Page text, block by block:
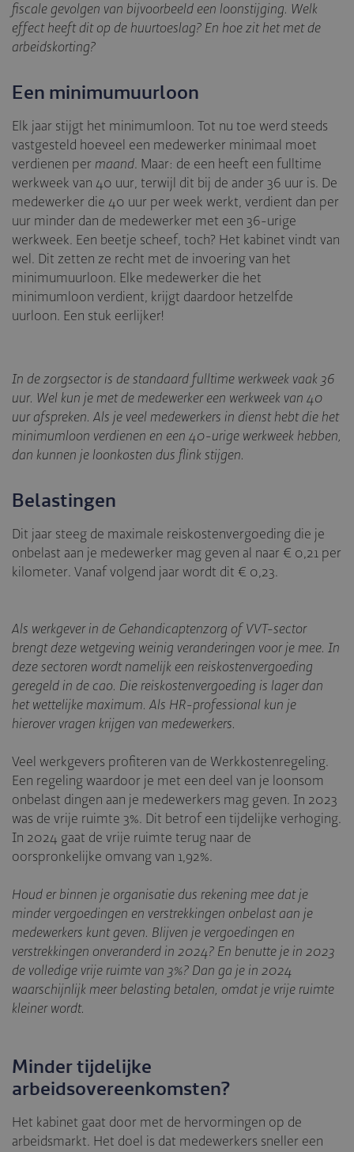
fiscale gevolgen van bijvoorbeeld een loonstijging. Welk
effect heeft dit op de huurtoeslag? En hoe zit het met de
arbeidskorting?
Een minimumuurloon
Elk jaar stijgt het minimumloon. Tot nu toe werd steeds
vastgesteld hoeveel een medewerker minimaal moet
verdienen per maand. Maar: de een heeft een fulltime
werkweek van 40 uur, terwijl dit bij de ander 36 uur is. De
medewerker die 40 uur per week werkt, verdient dan per
uur minder dan de medewerker met een 36-urige
werkweek. Een beetje scheef, toch? Het kabinet vindt van
wel. Dit zetten ze recht met de invoering van het
minimumuurloon. Elke medewerker die het
minimumloon verdient, krijgt daardoor hetzelfde
uurloon. Een stuk eerlijker!
In de zorgsector is de standaard fulltime werkweek vaak 36
uur. Wel kun je met de medewerker een werkweek van 40
uur afspreken. Als je veel medewerkers in dienst hebt die het
minimumloon verdienen en een 40-urige werkweek hebben,
dan kunnen je loonkosten dus flink stijgen.
Belastingen
Dit jaar steeg de maximale reiskostenvergoeding die je
onbelast aan je medewerker mag geven al naar € 0,21 per
kilometer. Vanaf volgend jaar wordt dit € 0,23.
Als werkgever in de Gehandicaptenzorg of VVT-sector
brengt deze wetgeving weinig veranderingen voor je mee. In
deze sectoren wordt namelijk een reiskostenvergoeding
geregeld in de cao. Die reiskostenvergoeding is lager dan
het wettelijke maximum. Als HR-professional kun je
hierover vragen krijgen van medewerkers.
Veel werkgevers profiteren van de Werkkostenregeling.
Een regeling waardoor je met een deel van je loonsom
onbelast dingen aan je medewerkers mag geven. In 2023
was de vrije ruimte 3%. Dit betrof een tijdelijke verhoging.
In 2024 gaat de vrije ruimte terug naar de
oorspronkelijke omvang van 1,92%.
Houd er binnen je organisatie dus rekening mee dat je
minder vergoedingen en verstrekkingen onbelast aan je
medewerkers kunt geven. Blijven je vergoedingen en
verstrekkingen onveranderd in 2024? En benutte je in 2023
de volledige vrije ruimte van 3%? Dan ga je in 2024
waarschijnlijk meer belasting betalen, omdat je vrije ruimte
kleiner wordt.
Minder tijdelijke
arbeidsovereenkomsten?
Het kabinet gaat door met de hervormingen op de
arbeidsmarkt. Het doel is dat medewerkers sneller een